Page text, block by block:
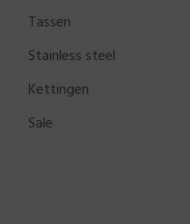
Tassen
Stainless steel
Kettingen
Sale